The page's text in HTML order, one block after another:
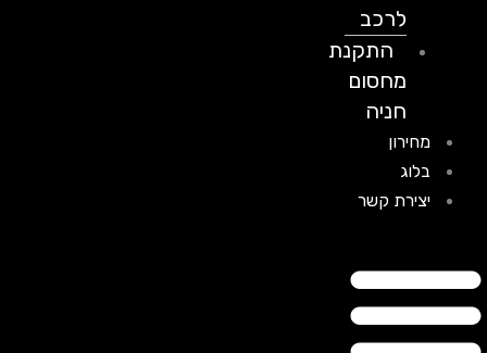
לרכב
התקנת
מחסום
חניה
מחירון
בלוג
יצירת קשר